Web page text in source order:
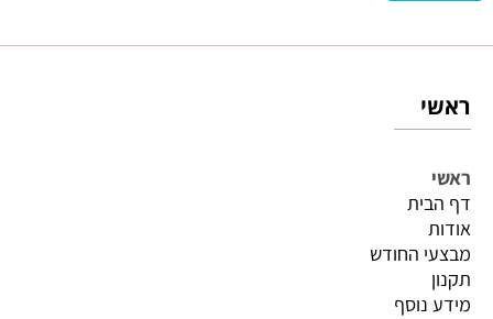
ראשי
ראשי
דף הבית
אודות
מבצעי החודש
תקנון
מידע נוסף